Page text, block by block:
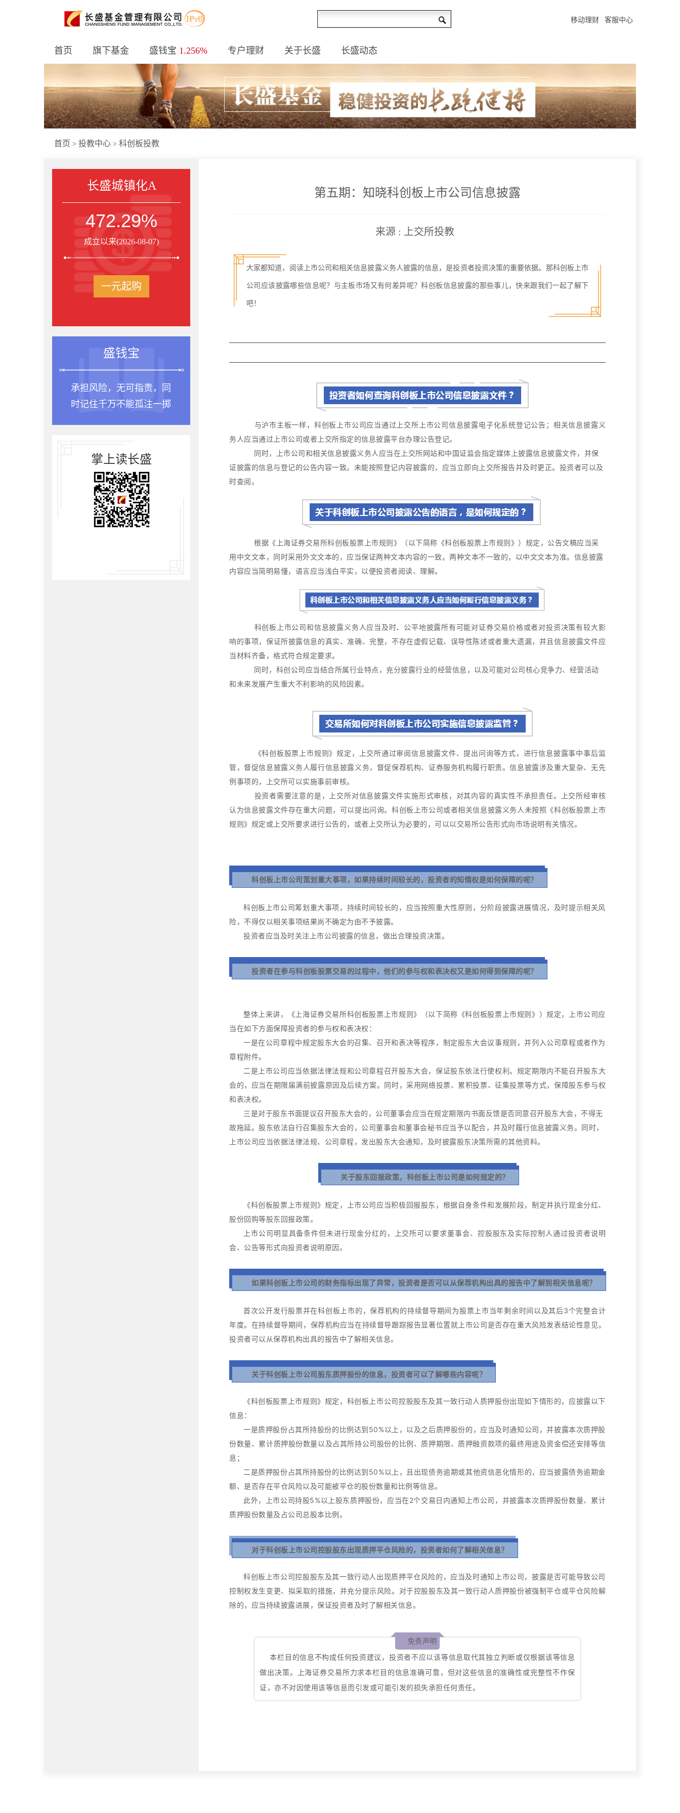
移动理财 客服中心
首页 旗下基金 盛钱宝 1.256% 专户理财 关于长盛 长盛动态
首页 > 投教中心 > 科创板投教
长盛城镇化A
472.29%
成立以来(2026-08-07)
一元起购
投资箴言
种一棵树最合适的时间
是十年前，其次是现在。
掌上读长盛
第五期：知晓科创板上市公司信息披露
来源 : 上交所投教
大家都知道，阅读上市公司和相关信息披露义务人披露的信息，是投资者投资决策的重要依据。那科创板上市
公司应该披露哪些信息呢？与主板市场又有何差异呢？科创板信息披露的那些事儿，快来跟我们一起了解下
吧！
与沪市主板一样，科创板上市公司应当通过上交所上市公司信息披露电子化系统登记公告； 相关信息披露义
务人应当通过上市公司或者上交所指定的信息披露平台办理公告登记。
同时，上市公司和相关信息披露义务人应当在上交所网站和中国证监会指定媒体上披露信息披露文件，并保
证披露的信息与登记的公告内容一致。 未能按照登记内容披露的，应当立即向上交所报告并及时更正。 投资者可以及
时查阅。
根据《上海证券交易所科创板股票上市规则》（以下简称《科创板股票上市规则》）规定，公告文稿应当采
用中文文本，同时采用外文文本的，应当保证两种文本内容的一致。 两种文本不一致的，以中文文本为准。 信息披露
内容应当简明易懂，语言应当浅白平实，以便投资者阅读、理解。
科创板上市公司和信息披露义务人应当及时、公平地披露所有可能对证券交易价格或者对投资决策有较大影
响的事项，保证所披露信息的真实、准确、完整，不存在虚假记载、误导性陈述或者重大遗漏，并且信息披露文件应
当材料齐备，格式符合规定要求。
同时，科创公司应当结合所属行业特点，充分披露行业的经营信息，以及可能对公司核心竞争力、经营活动
和未来发展产生重大不利影响的风险因素。
《科创板股票上市规则》规定，上交所通过审阅信息披露文件、提出问询等方式，进行信息披露事中事后监
管，督促信息披露义务人履行信息披露义务，督促保荐机构、证券服务机构履行职责。信息披露涉及重大复杂、无先
例事项的，上交所可以实施事前审核。
投资者需要注意的是，上交所对信息披露文件实施形式审核，对其内容的真实性不承担责任。
上交所经审核
认为信息披露文件存在重大问题，可以提出问询。 科创板上市公司或者相关信息披露义务人未按照《科创板股票上市
规则》规定或上交所要求进行公告的，或者上交所认为必要的，可以以交易所公告形式向市场说明有关情况。
科创板上市公司策划重大事项，如果持续时间较长的，投资者的知情权是如何保障的呢？
科创板上市公司筹划重大事项，持续时间较长的，应当按照重大性原则，分阶段披露进展情况，及时提示相关风
险，不得仅以相关事项结果尚不确定为由不予披露。
投资者应当及时关注上市公司披露的信息，做出合理投资决策。
投资者在参与科创板股票交易的过程中，他们的参与权和表决权又是如何得到保障的呢？
整体上来讲，《上海证券交易所科创板股票上市规则》（以下简称《科创板股票上市规则》）规定，上市公司应
当在如下方面保障投资者的参与权和表决权：
一是在公司章程中规定股东大会的召集、召开和表决等程序，制定股东大会议事规则，并列入公司章程或者作为
章程附件。
二是上市公司应当依据法律法规和公司章程召开股东大会，保证股东依法行使权利。 规定期限内不能召开股东大
会的，应当在期限届满前披露原因及后续方案。 同时，采用网络投票、累积投票、征集投票等方式，保障股东参与权
和表决权。
三是对于股东书面提议召开股东大会的，公司董事会应当在规定期限内书面反馈是否同意召开股东大会，不得无
故拖延。 股东依法自行召集股东大会的，公司董事会和董事会秘书应当予以配合，并及时履行信息披露义务。 同时，
上市公司应当依据法律法规、公司章程，发出股东大会通知，及时披露股东决策所需的其他资料。
关于股东回报政策，科创板上市公司是如何规定的？
《科创板股票上市规则》规定，上市公司应当积极回报股东，根据自身条件和发展阶段，制定并执行现金分红、
股份回购等股东回报政策。
上市公司明显具备条件但未进行现金分红的，上交所可以要求董事会、控股股东及实际控制人通过投资者说明
会、公告等形式向投资者说明原因。
如果科创板上市公司的财务指标出现了异常，投资者是否可以从保荐机构出具的报告中了解到相关信息呢？
首次公开发行股票并在科创板上市的，保荐机构的持续督导期间为股票上市当年剩余时间以及其后3个完整会计
年度。 在持续督导期间，保荐机构应当在持续督导跟踪报告显著位置就上市公司是否存在重大风险发表结论性意见。
投资者可以从保荐机构出具的报告中了解相关信息。
关于科创板上市公司股东质押股份的信息，投资者可以了解哪些内容呢？
《科创板股票上市规则》规定，科创板上市公司控股股东及其一致行动人质押股份出现如下情形的，应披露以下
信息：
一是质押股份占其所持股份的比例达到50%以上，以及之后质押股份的，应当及时通知公司，并披露本次质押股
份数量、累计质押股份数量以及占其所持公司股份的比例、质押期限、质押融资款项的最终用途及资金偿还安排等信
息；
二是质押股份占其所持股份的比例达到50%以上，且出现债务逾期或其他资信恶化情形的，应当披露债务逾期金
额、是否存在平仓风险以及可能被平仓的股份数量和比例等信息。
此外，上市公司持股5%以上股东质押股份，应当在2个交易日内通知上市公司，并披露本次质押股份数量、累计
质押股份数量及占公司总股本比例。
对于科创板上市公司控股股东出现质押平仓风险的，投资者如何了解相关信息？
科创板上市公司控股股东及其一致行动人出现质押平仓风险的，应当及时通知上市公司，披露是否可能导致公司
控制权发生变更、拟采取的措施，并充分提示风险。对于控股股东及其一致行动人质押股份被强制平仓或平仓风险解
除的，应当持续披露进展，保证投资者及时了解相关信息。
免责声明
本栏目的信息不构成任何投资建议，投资者不应以该等信息取代其独立判断或仅根据该等信息
做出决策。上海证券交易所力求本栏目的信息准确可靠，但对这些信息的准确性或完整性不作保
证，亦不对因使用该等信息而引发或可能引发的损失承担任何责任。